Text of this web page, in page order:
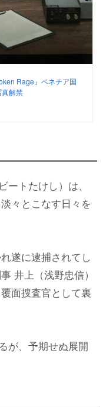
Rage』ベネチア国
解禁
ートたけし）は、
々とこなす日々を
遂に逮捕されてし
井上（浅野忠信）
面捜査官として裏
が、予期せぬ展開